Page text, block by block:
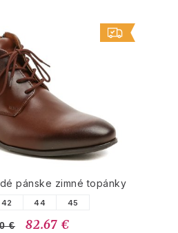
pánske zimné topánky
42 44 45
€ 82.67 €